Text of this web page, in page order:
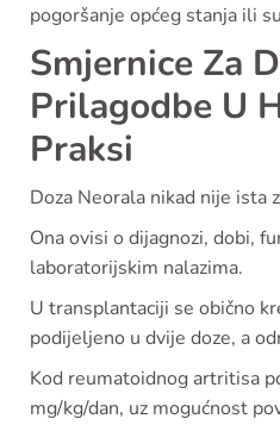
pogoršanje općeg stanja ili
Smjernice Za
Prilagodbe U
Praksi
Doza Neorala nikad nije ista
Ona ovisi o dijagnozi, dobi,
laboratorijskim nalazima.
U transplantaciji se obično
podijeljeno u dvije doze, a
Kod reumatoidnog artritisa
mg/kg/dan, uz mogućnost